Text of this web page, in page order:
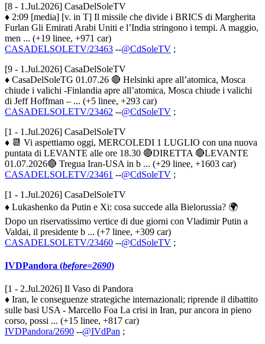
[8 - 1.Jul.2026] CasaDelSoleTV
♦ 2:09 [media] [v. in T] Il missile che divide i BRICS di Margherita
Furlan Gli Emirati Arabi Uniti e l’India stringono i tempi. A maggio,
men ... (+19 linee, +971 car)
CASADELSOLETV/23463 --@CdSoleTV ;
[9 - 1.Jul.2026] CasaDelSoleTV
♦ CasaDelSoleTG 01.07.26 🔴 Helsinki apre all’atomica, Mosca
chiude i valichi -Finlandia apre all’atomica, Mosca chiude i valichi
di Jeff Hoffman – ... (+5 linee, +293 car)
CASADELSOLETV/23462 --@CdSoleTV ;
[1 - 1.Jul.2026] CasaDelSoleTV
♦ 📆 Vi aspettiamo oggi, MERCOLEDI 1 LUGLIO con una nuova
puntata di LEVANTE alle ore 18.30 🔴DIRETTA 🔴LEVANTE
01.07.2026🔴 Tregua Iran-USA in b ... (+29 linee, +1603 car)
CASADELSOLETV/23461 --@CdSoleTV ;
[1 - 1.Jul.2026] CasaDelSoleTV
♦ Lukashenko da Putin e Xi: cosa succede alla Bielorussia? 🌍
Dopo un riservatissimo vertice di due giorni con Vladimir Putin a
Valdai, il presidente b ... (+7 linee, +309 car)
CASADELSOLETV/23460 --@CdSoleTV ;
IVDPandora (before=2690)
[1 - 2.Jul.2026] Il Vaso di Pandora
♦ Iran, le conseguenze strategiche internazionali; riprende il dibattito
sulle basi USA - Marcello Foa La crisi in Iran, pur ancora in pieno
corso, possi ... (+15 linee, +817 car)
IVDPandora/2690 --@IVdPan ;